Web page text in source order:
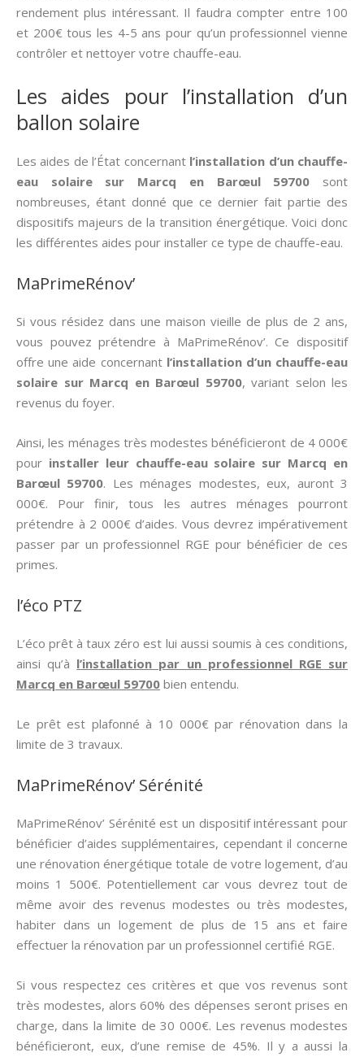
rendement plus intéressant. Il faudra compter entre 100
et 200€ tous les 4-5 ans pour qu’un professionnel vienne
contrôler et nettoyer votre chauffe-eau.
Les aides pour l’installation d’un
ballon solaire
Les aides de l’État concernant l’installation d’un chauffe-
eau solaire sur Marcq en Barœul 59700 sont
nombreuses, étant donné que ce dernier fait partie des
dispositifs majeurs de la transition énergétique. Voici donc
les différentes aides pour installer ce type de chauffe-eau.
MaPrimeRénov’
Si vous résidez dans une maison vieille de plus de 2 ans,
vous pouvez prétendre à MaPrimeRénov’. Ce dispositif
offre une aide concernant l’installation d’un chauffe-eau
solaire sur Marcq en Barœul 59700, variant selon les
revenus du foyer.
Ainsi, les ménages très modestes bénéficieront de 4 000€
pour installer leur chauffe-eau solaire sur Marcq en
Barœul 59700. Les ménages modestes, eux, auront 3
000€. Pour finir, tous les autres ménages pourront
prétendre à 2 000€ d’aides. Vous devrez impérativement
passer par un professionnel RGE pour bénéficier de ces
primes.
l’éco PTZ
L’éco prêt à taux zéro est lui aussi soumis à ces conditions,
ainsi qu’à l’installation par un professionnel RGE sur
Marcq en Barœul 59700 bien entendu.
Le prêt est plafonné à 10 000€ par rénovation dans la
limite de 3 travaux.
MaPrimeRénov’ Sérénité
MaPrimeRénov’ Sérénité est un dispositif intéressant pour
bénéficier d’aides supplémentaires, cependant il concerne
une rénovation énergétique totale de votre logement, d’au
moins 1 500€. Potentiellement car vous devrez tout de
même avoir des revenus modestes ou très modestes,
habiter dans un logement de plus de 15 ans et faire
effectuer la rénovation par un professionnel certifié RGE.
Si vous respectez ces critères et que vos revenus sont
très modestes, alors 60% des dépenses seront prises en
charge, dans la limite de 30 000€. Les revenus modestes
bénéficieront, eux, d’une remise de 45%. Il y a aussi la